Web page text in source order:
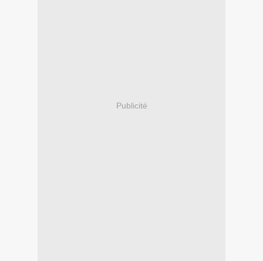
Publicité